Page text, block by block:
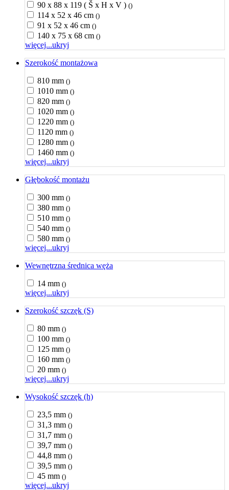
90 x 88 x 119 ( Š x H x V ) ()
114 x 52 x 46 cm ()
91 x 52 x 46 cm ()
140 x 75 x 68 cm ()
więcej...ukryj
Szerokość montażowa
810 mm ()
1010 mm ()
820 mm ()
1020 mm ()
1220 mm ()
1120 mm ()
1280 mm ()
1460 mm ()
więcej...ukryj
Głębokość montażu
300 mm ()
380 mm ()
510 mm ()
540 mm ()
580 mm ()
więcej...ukryj
Wewnętrzna średnica węża
14 mm ()
więcej...ukryj
Szerokość szczęk (S)
80 mm ()
100 mm ()
125 mm ()
160 mm ()
20 mm ()
więcej...ukryj
Wysokość szczęk (h)
23,5 mm ()
31,3 mm ()
31,7 mm ()
39,7 mm ()
44,8 mm ()
39,5 mm ()
45 mm ()
więcej...ukryj